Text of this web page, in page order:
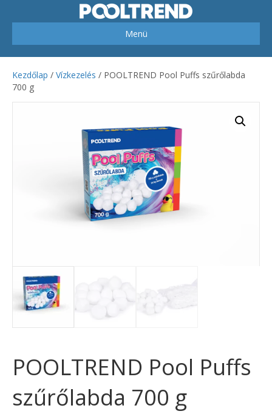
Menü
Kezdőlap / Vízkezelés / POOLTREND Pool Puffs szűrőlabda
700 g
POOLTREND Pool Puffs
szűrőlabda 700 g